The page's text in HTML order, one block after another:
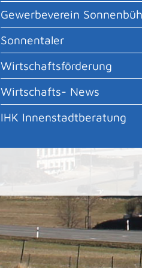
Gewerbeverein
Sonnentaler
Wirtschaftsförderung
Wirtschafts- News
IHK Innenstadtberatung